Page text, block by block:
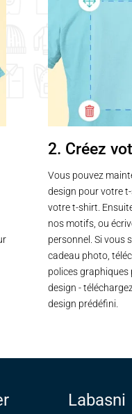
options
peuvent
être
choisies
sur
la
page
produit
2. Créez
Vous pouvez
design pour votre
votre t-shirt.
nos motifs, ou
personnel. Si vous
cadeau photo,
polices graphiques
design -
design prédéfini.
Labasni